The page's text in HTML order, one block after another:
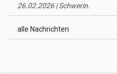
26.02.2026 | Schwerin.
alle Nachrichten